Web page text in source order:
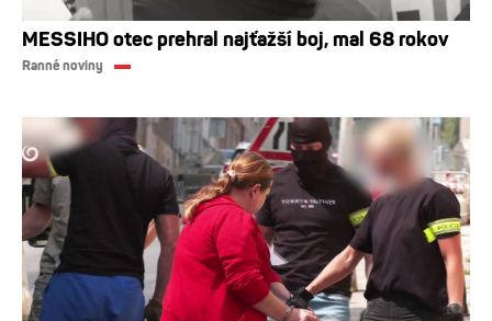
MESSIHO otec prehral najťažší boj, mal 68 rokov
Ranné noviny